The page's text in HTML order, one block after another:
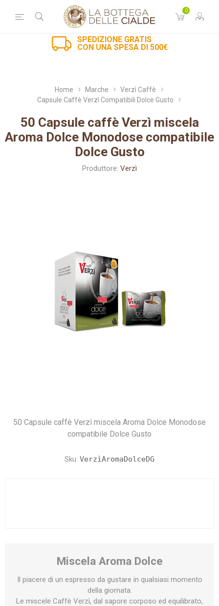
0
SPEDIZIONE GRATIS
CON UNA SPESA DI 500€
Home Marche
Verzì Caffè
Capsule Caffè Verzì Compatibili Dolce Gusto
50 Capsule caffè Verzì miscela
Aroma Dolce Monodose compatibile
Dolce Gusto
Produttore: Verzì
50 Capsule caffè Verzì miscela Aroma Dolce Monodose
compatibile Dolce Gusto
Sku: VerzìAromaDolceDG
Miscela Aroma Dolce
Il piacere di un espresso da gustare in qualsiasi momento
della giornata.
Le miscele Caffè Verzì, dal sapore corposo ed equilibrato,